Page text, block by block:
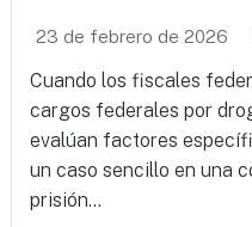
23 de febrero de 2026
Cuando los fiscales
cargos federales por
evalúan factores
un caso sencillo en una
prisión...